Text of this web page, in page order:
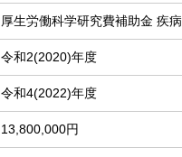
厚生労働科学研究費補助金 疾
令和2(2020)年度
令和4(2022)年度
13,800,000円